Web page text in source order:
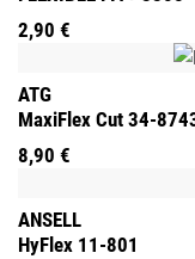
2,90 €
ATG
MaxiFlex Cut 34-
8,90 €
ANSELL
HyFlex 11-801